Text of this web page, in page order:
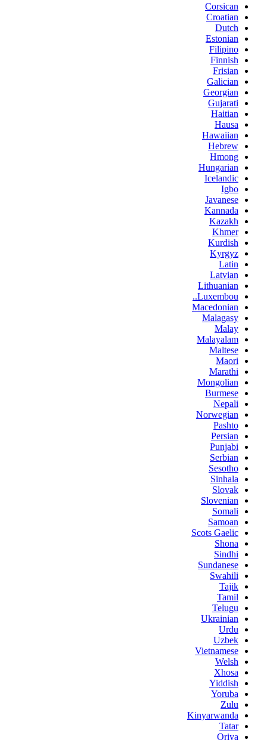
Corsican
Croatian
Dutch
Estonian
Filipino
Finnish
Frisian
Galician
Georgian
Gujarati
Haitian
Hausa
Hawaiian
Hebrew
Hmong
Hungarian
Icelandic
Igbo
Javanese
Kannada
Kazakh
Khmer
Kurdish
Kyrgyz
Latin
Latvian
Lithuanian
Luxembou..
Macedonian
Malagasy
Malay
Malayalam
Maltese
Maori
Marathi
Mongolian
Burmese
Nepali
Norwegian
Pashto
Persian
Punjabi
Serbian
Sesotho
Sinhala
Slovak
Slovenian
Somali
Samoan
Scots Gaelic
Shona
Sindhi
Sundanese
Swahili
Tajik
Tamil
Telugu
Ukrainian
Urdu
Uzbek
Vietnamese
Welsh
Xhosa
Yiddish
Yoruba
Zulu
Kinyarwanda
Tatar
Oriya